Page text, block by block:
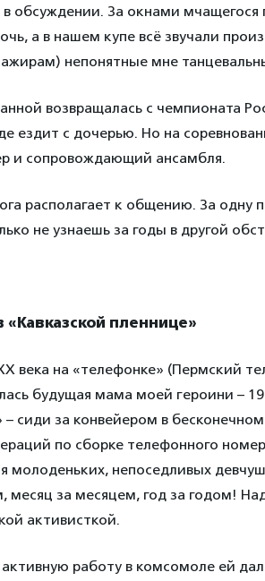
в обсуждении. За окнами
а в нашем купе всё звучали
непонятные мне
возвращалась с чемпионата
ездит с дочерью. Но на
и сопровождающий ансамбля.
располагает к общению. За одну
не узнаешь за годы в другой
«Кавказской пленнице»
века на «телефонке» (Пермский
будущая мама моей героини –
– сиди за конвейером в
по сборке телефонного
молоденьких, непоседливых
месяц за месяцем, год за годом!
активисткой.
работу в комсомоле ей